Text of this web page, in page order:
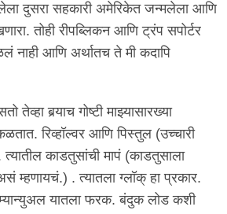
दुसरा सहकारी अमेरिकेत जन्मलेला आणि
तोही रीपब्लिकन आणि ट्रंप सपोर्टर
नाही आणि अर्थातच ते मी कदापि
तेव्हा बर्‍याच गोष्टी माझ्यासारख्या
रिव्हॉल्वर आणि पिस्तुल (उच्चारी
काडतुसांची मापं (काडतुसाला
म्हणायचं.) . त्यातला ग्लॉक् हा प्रकार.
यातला फरक. बंदुक लोड कशी